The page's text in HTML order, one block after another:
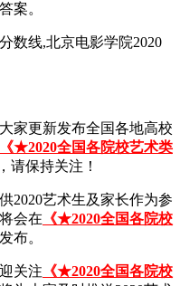
案。
家更新发布全国各地高校
《★2020全国各院校艺术类
，请保持关注！
2020艺术生及家长作为参
会在 《★2020全国各院校
布。
关注 《★2020全国各院校